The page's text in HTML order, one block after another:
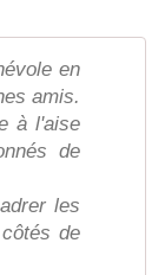
en
amis.
à l'aise
de
les
de